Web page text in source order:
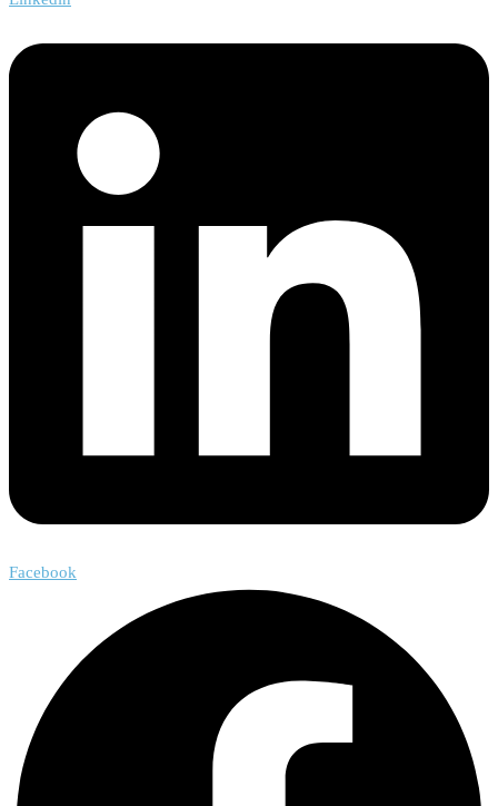
Facebook